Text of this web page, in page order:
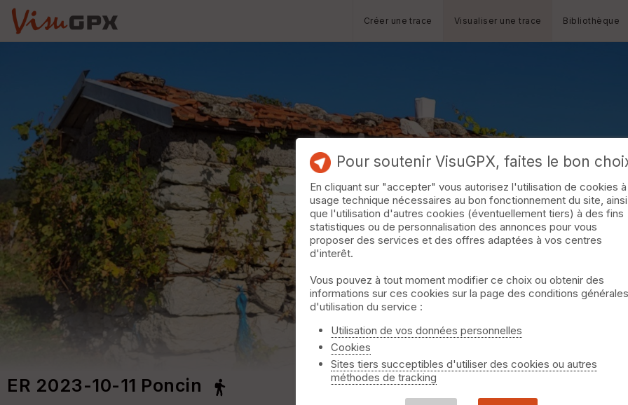
Créer une trace Visualiser une trace Bibliothèque
ER 2023-10-11 Poncin
Pour soutenir VisuGPX, faites le bon
En cliquant sur "accepter" vous autorisez l'utilisation de cookies à
usage technique nécessaires au bon fonctionnement du site, ainsi
que l'utilisation d'autres cookies (éventuellement tiers) à des fins
statistiques ou de personnalisation des annonces pour vous
proposer des services et des offres adaptées à vos centres
d'interêt.
Vous pouvez à tout moment modifier ce choix ou obtenir des
informations sur ces cookies sur la page des conditions générales
d'utilisation du service :
Utilisation de vos données personnelles
Cookies
Sites tiers succeptibles d'utiliser des cookies ou autres
méthodes de tracking